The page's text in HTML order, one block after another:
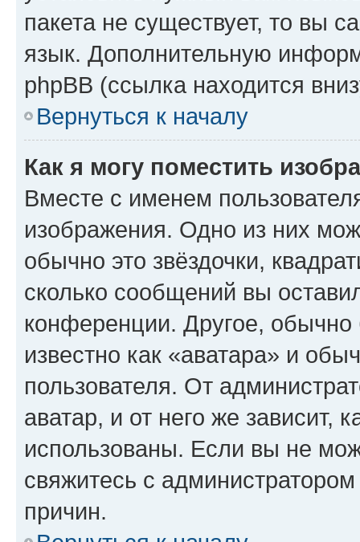
пакета не существует, то вы
язык. Дополнительную
phpBB (ссылка находится
Вернуться к началу
Как я могу поместить
Вместе с именем
изображения. Одно из них
обычно это звёздочки,
сколько сообщений вы
конференции. Другое,
известно как «аватара» и
пользователя. От
аватар, и от него же зависит,
использованы. Если вы не
свяжитесь с
причин.